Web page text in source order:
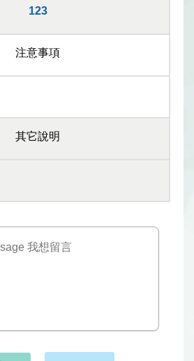
123
注意事項
其它說明